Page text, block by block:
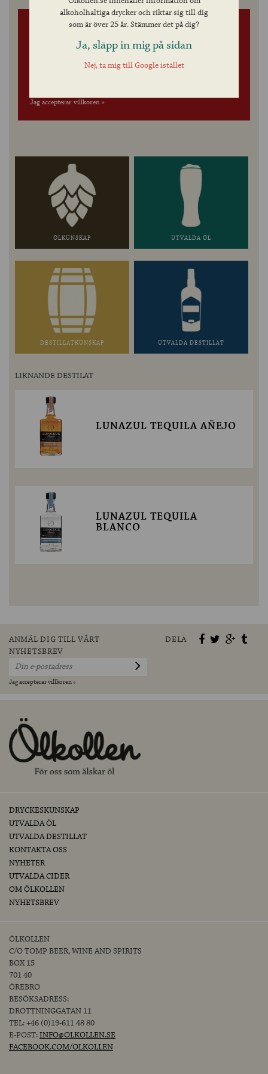
FÅ ÖLKOLL MED VÅRT
NYHETSBREV
Jag accepterar villkoren »
ÖLKUNSKAP UTVALDA ÖL
DESTILLATKUNSKAP UTVALDA DESTILLAT
LIKNANDE DESTILAT
LUNAZUL TEQUILA AÑEJO
LUNAZUL TEQUILA
BLANCO
ANMÄL DIG TILL VÅRT
NYHETSBREV
Jag accepterar villkoren »
DELA
DRYCKESKUNSKAP
UTVALDA ÖL
UTVALDA DESTILLAT
KONTAKTA OSS
NYHETER
UTVALDA CIDER
OM ÖLKOLLEN
NYHETSBREV
ÖLKOLLEN
C/O TOMP BEER, WINE AND SPIRITS
BOX 15
701 40
ÖREBRO
BESÖKSADRESS:
DROTTNINGGATAN 11
TEL: +46 (0)19-611 48 80
E-POST:INFO@OLKOLLEN.SE
FACEBOOK.COM/OLKOLLEN
alkoholhaltiga drycker och riktar sig till dig
som är över 25 år. Stämmer det på dig?
Ja, släpp in mig på sidan
Nej, ta mig till Google istället